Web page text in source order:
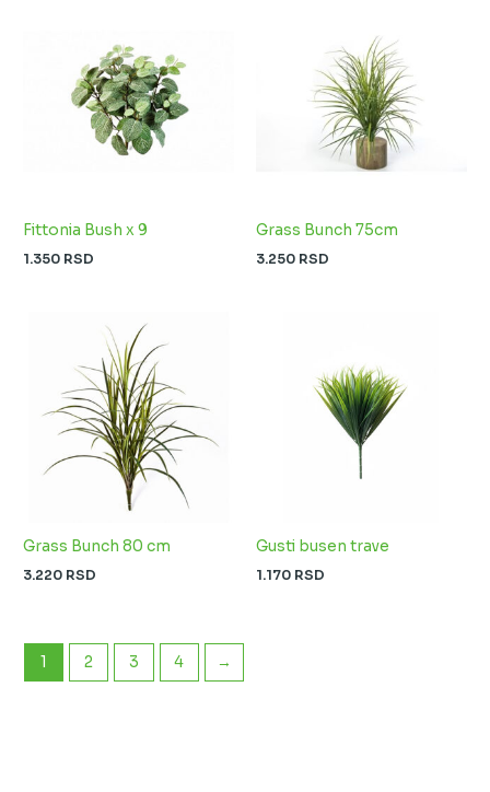
Fittonia Bush x 9
1.350 RSD
Grass Bunch 75cm
3.250 RSD
Grass Bunch 80 cm
3.220 RSD
Gusti busen trave
1.170 RSD
1 2 3 4 →